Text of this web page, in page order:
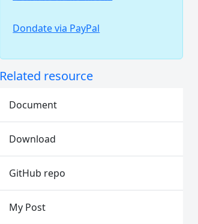
Dondate via PayPal
Related resource
Document
Download
GitHub repo
My Post